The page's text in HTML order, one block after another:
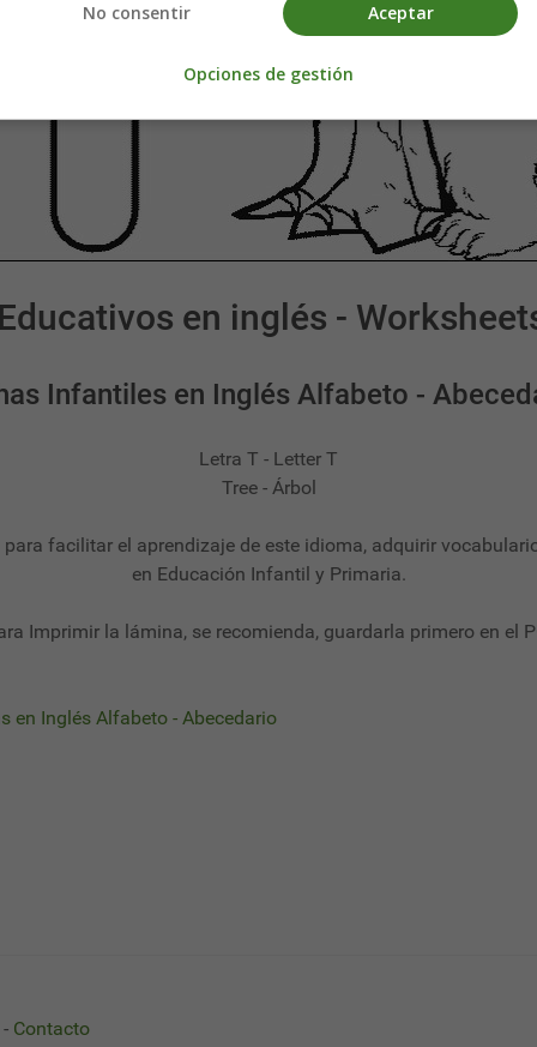
en inglés -
Infantiles en Inglés Alfabeto -
Letra T - Letter T
Tree - Árbol
facilitar el aprendizaje de este idioma, adquirir
en Educación Infantil y Primaria.
Imprimir la lámina, se recomienda, guardarla primero en el
en Inglés Alfabeto - Abecedario
en Inglés
- Fichas Alfabeto en Inglés
- Contacto
Aceptar
No consentir
Opciones de gestión